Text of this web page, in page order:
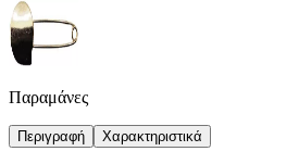
Παραμάνες
Περιγραφή Χαρακτηριστικά